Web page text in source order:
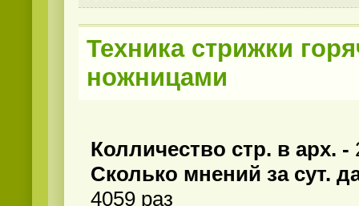
Техника стрижки
ножницами
Колличество стр. в арх. -
Сколько мнений за сут.
4059 раз